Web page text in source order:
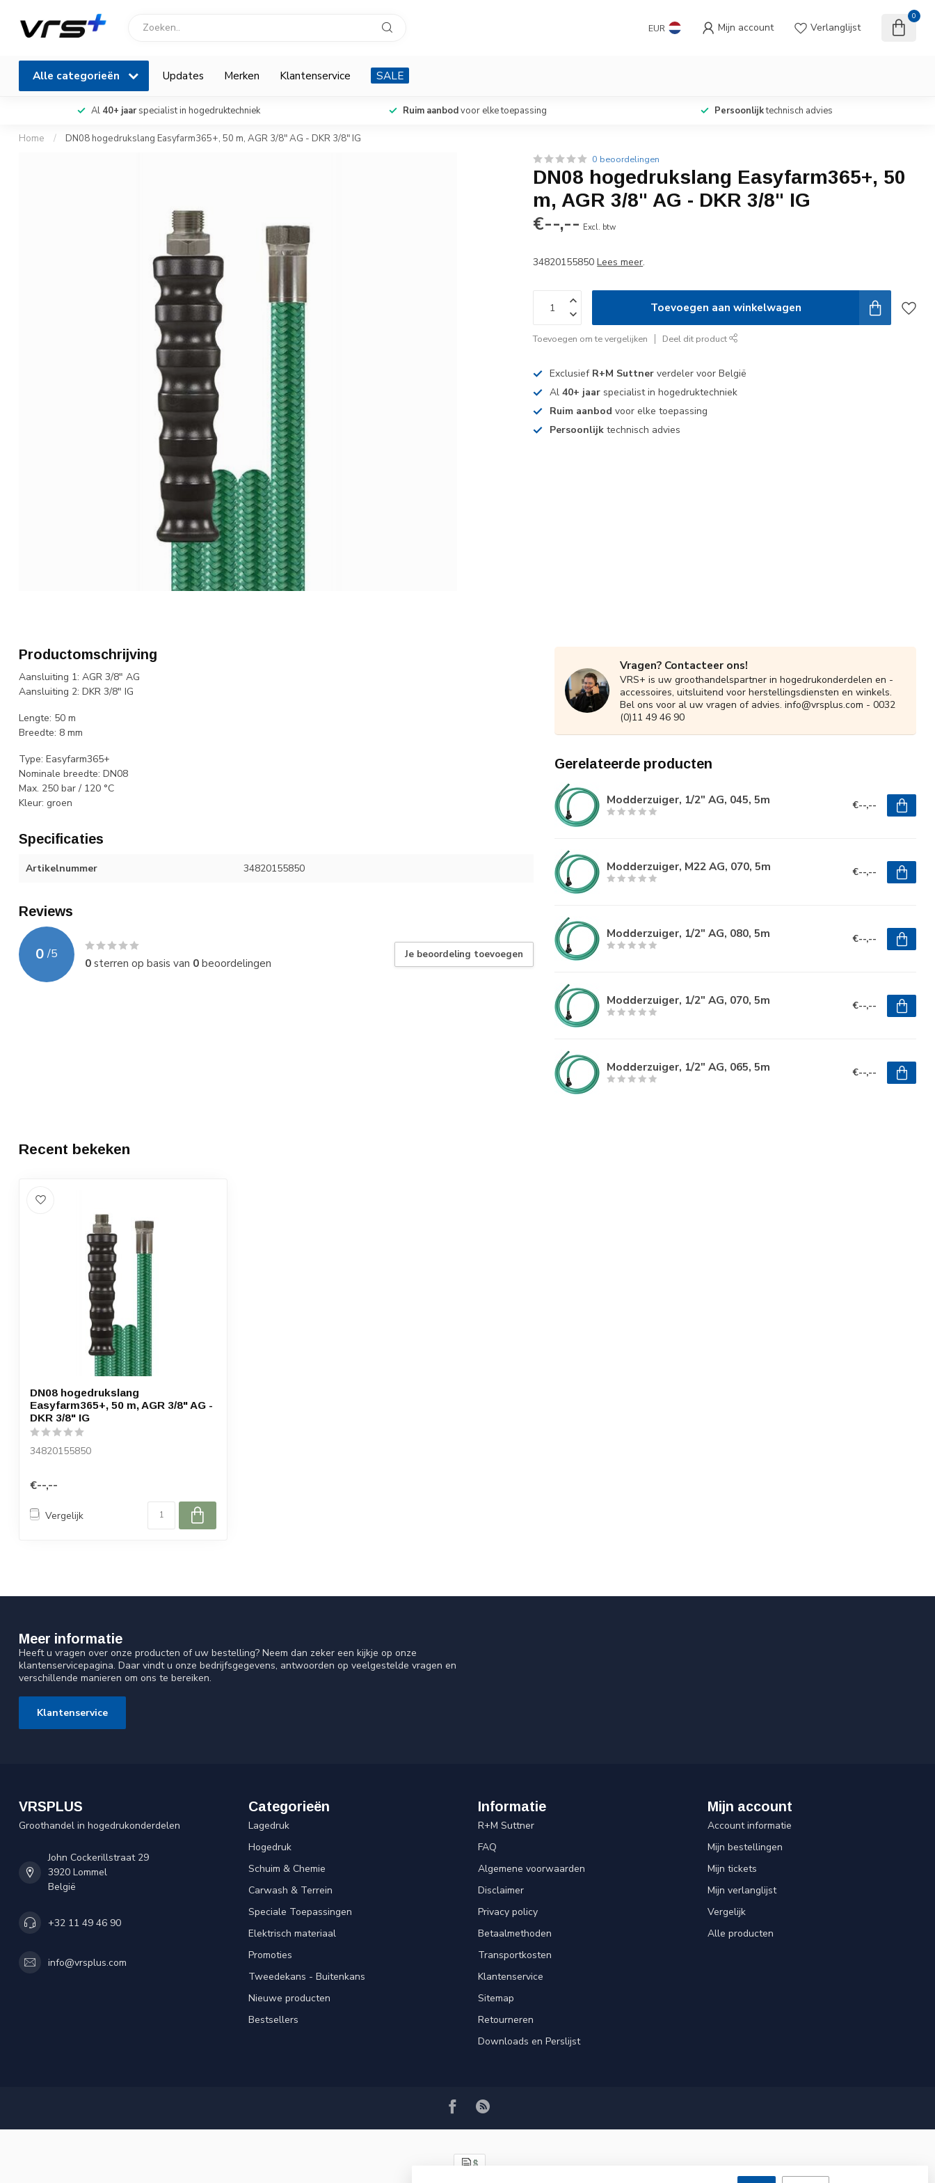
EUR Mijn account Verlanglijst
0
Alle categorieën Updates Merken Klantenservice SALE
Al 40+ jaarspecialist in hogedruktechniek Ruim aanbodvoor elke toepassing Persoonlijktechnisch advies
Home / DN08 hogedrukslang Easyfarm365+, 50 m, AGR 3/8" AG - DKR 3/8" IG
0 beoordelingen
DN08 hogedrukslang Easyfarm365+, 50
m, AGR 3/8" AG - DKR 3/8" IG
€--,-- Excl. btw
34820155850Lees meer.
Toevoegen aan winkelwagen
Toevoegen om te vergelijken Deel dit product
Exclusief R+M Suttner verdeler voor België
Al40+ jaar specialist in hogedruktechniek
Ruim aanbod voor elke toepassing
Persoonlijk technisch advies
Productomschrijving
Aansluiting 1: AGR 3/8" AG
Aansluiting 2: DKR 3/8" IG
Lengte: 50 m
Breedte: 8 mm
Type: Easyfarm365+
Nominale breedte: DN08
Max. 250 bar / 120 °C
Kleur: groen
Specificaties
Artikelnummer 34820155850
Reviews
0 /5
0sterren op basis van 0beoordelingen
Je beoordeling toevoegen
Vragen? Contacteer ons!
VRS+ is uw groothandelspartner in hogedrukonderdelen en -
accessoires, uitsluitend voor herstellingsdiensten en winkels.
Bel ons voor al uw vragen of advies. info@vrsplus.com - 0032
(0)11 49 46 90
Gerelateerde producten
Modderzuiger, 1/2" AG, 045, 5m €--,--
Modderzuiger, M22 AG, 070, 5m €--,--
Modderzuiger, 1/2" AG, 080, 5m €--,--
Modderzuiger, 1/2" AG, 070, 5m €--,--
Modderzuiger, 1/2" AG, 065, 5m €--,--
Recent bekeken
DN08 hogedrukslang
Easyfarm365+, 50 m, AGR 3/8" AG -
DKR 3/8" IG
34820155850
€--,--
Vergelijk
Meer informatie
Heeft u vragen over onze producten of uw bestelling? Neem dan zeker een kijkje op onze
klantenservicepagina. Daar vindt u onze bedrijfsgegevens, antwoorden op veelgestelde vragen en
verschillende manieren om ons te bereiken.
Klantenservice
VRSPLUS
Groothandel in hogedrukonderdelen
John Cockerillstraat 29
3920 Lommel
België
+32 11 49 46 90
info@vrsplus.com
Categorieën
Lagedruk
Hogedruk
Schuim & Chemie
Carwash & Terrein
Speciale Toepassingen
Elektrisch materiaal
Promoties
Tweedekans - Buitenkans
Nieuwe producten
Bestsellers
Informatie
R+M Suttner
FAQ
Algemene voorwaarden
Disclaimer
Privacy policy
Betaalmethoden
Transportkosten
Klantenservice
Sitemap
Retourneren
Downloads en Perslijst
Mijn account
Account informatie
Mijn bestellingen
Mijn tickets
Mijn verlanglijst
Vergelijk
Alle producten